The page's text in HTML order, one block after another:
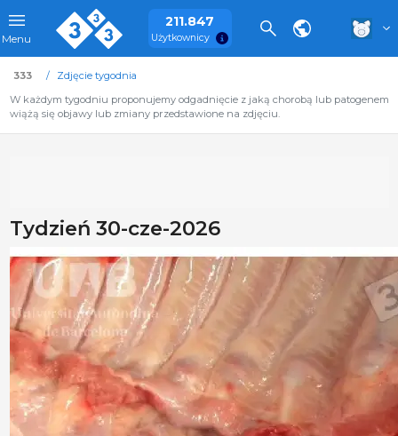
Menu
211.847
Użytkownicy
333
Zdjęcie tygodnia
W każdym tygodniu proponujemy odgadnięcie z jaką chorobą lub patogenem
wiążą się objawy lub zmiany przedstawione na zdjęciu.
Tydzień 30-cze-2026